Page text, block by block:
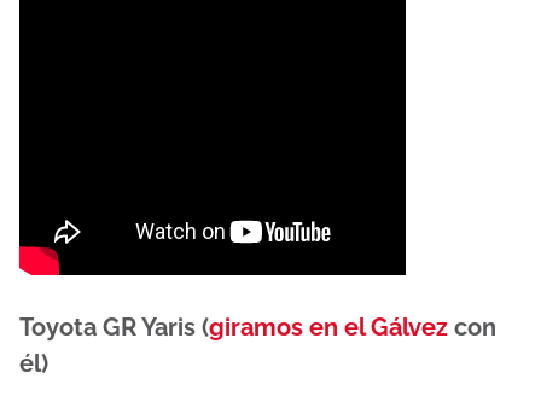
Toyota GR Yaris (giramos en el Gálvez con
él)